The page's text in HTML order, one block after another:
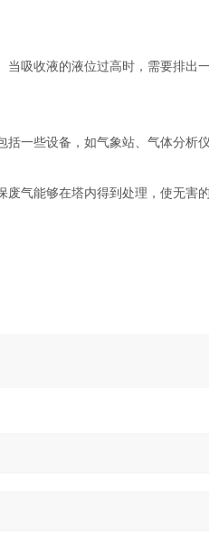
吸收液的液位过高时，需要排出
一些设备，如气象站、气体分析
气能够在塔内得到处理，使无害